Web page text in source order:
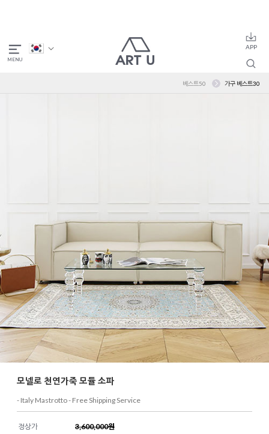
베스트50 가구 베스트30
모넬로 천연가죽 모듈 소파
- Italy Mastrotto - Free Shipping Service
정상가 3,600,000원